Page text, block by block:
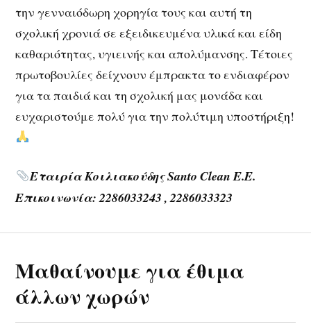
την γενναιόδωρη χορηγία τους και αυτή τη
σχολική χρονιά σε εξειδικευμένα υλικά και είδη
καθαριότητας, υγιεινής και απολύμανσης. Τέτοιες
πρωτοβουλίες δείχνουν έμπρακτα το ενδιαφέρον
για τα παιδιά και τη σχολική μας μονάδα και
ευχαριστούμε πολύ για την πολύτιμη υποστήριξη!
Εταιρία Κοιλιακούδης Santo Clean E.E.
Επικοινωνία: 2286033243 , 2286033323
Μαθαίνουμε για έθιμα
άλλων χωρών